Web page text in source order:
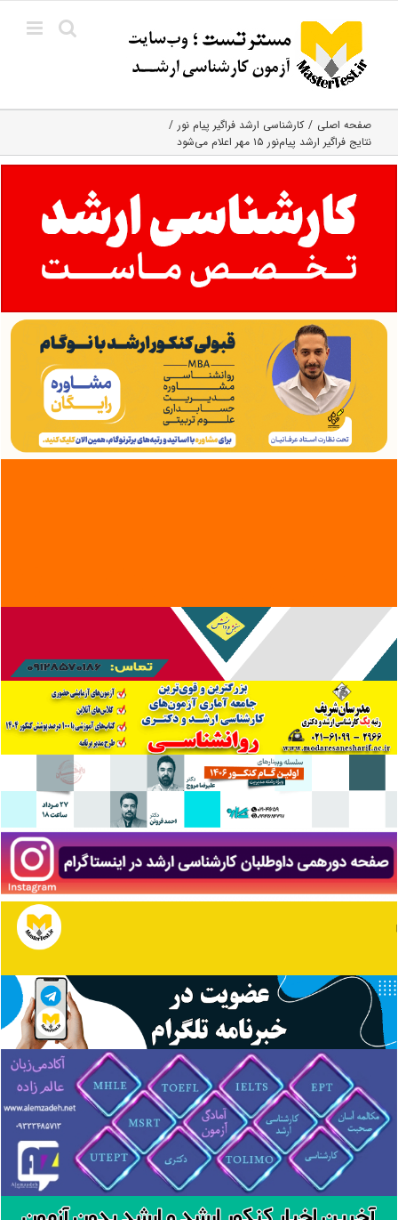
content
صفحه اصلی
کارشناسی ارشد فراگیر پیام نور
نتایج فراگیر ارشد پیام‌نور ۱۵ مهر اعلام می‌شود